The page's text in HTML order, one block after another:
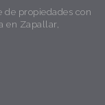
de propiedades con
en Zapallar,